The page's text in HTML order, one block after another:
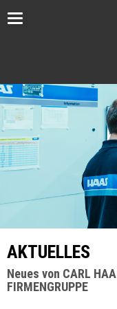
Toggle
AKTUELLES
Neues von CARL
FIRMENGRUPPE